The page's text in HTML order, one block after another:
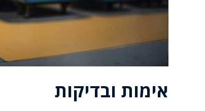
אימות ובדיקות